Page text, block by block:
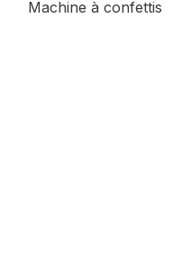
Machine à confettis